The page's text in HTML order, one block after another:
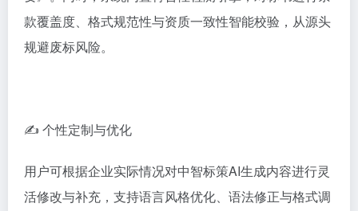
款覆盖度、格式规范性与资质一致性智能校验，从源头
规避废标风险。
✍️ 个性定制与优化
用户可根据企业实际情况对中智标策AI生成内容进行灵
活修改与补充，支持语言风格优化、语法修正与格式调